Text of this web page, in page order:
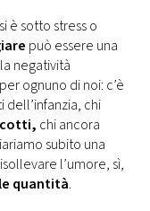
è sotto stress o
può essere una
negatività
ognuno di noi: c’è
dell’infanzia, chi
chi ancora
subito una
l’umore, sì,
quantità.